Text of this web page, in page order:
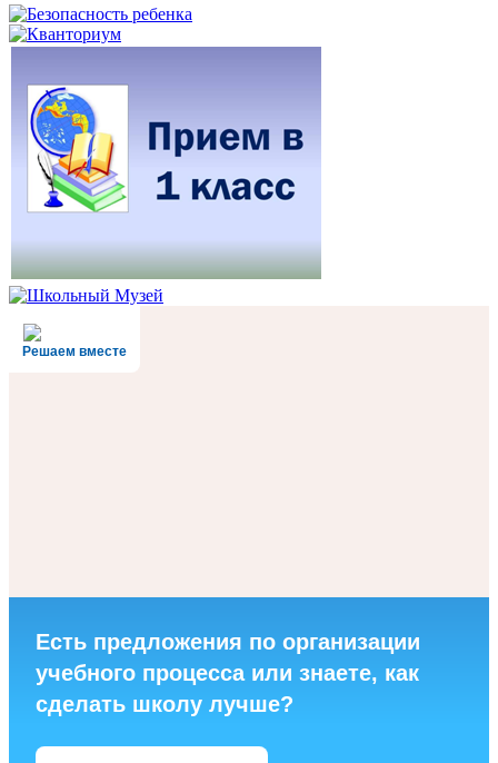
Решаем вместе
Есть предложения по организации
учебного процесса или знаете, как
сделать школу лучше?